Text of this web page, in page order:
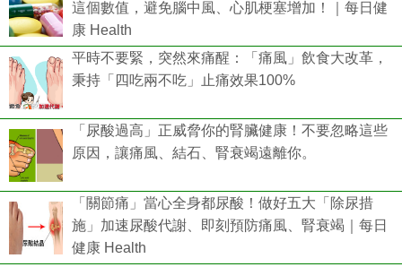
這個數值，避免腦中風、心肌梗塞增加！｜每日健
康 Health
平時不要緊，突然來痛醒：「痛風」飲食大改革，
秉持「四吃兩不吃」止痛效果100%
「尿酸過高」正威脅你的腎臟健康！不要忽略這些
原因，讓痛風、結石、腎衰竭遠離你。
「關節痛」當心全身都尿酸！做好五大「除尿措
施」加速尿酸代謝、即刻預防痛風、腎衰竭｜每日
健康 Health